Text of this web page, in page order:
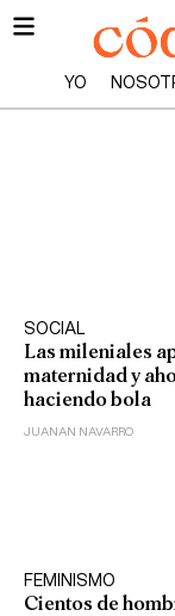
YO
SOCIAL
Las mileniales
maternidad y
haciendo bola
JUANAN NAVARRO
FEMINISMO
Cientos de